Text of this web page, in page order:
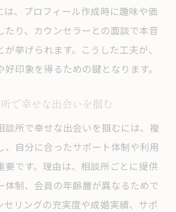
は、プロフィール作成時に趣味や価
たり、カウンセラーとの面談で本音
挙げられます。こうした工夫が、
印象を得るための鍵となります。
で幸せな出会いを掴む
談所で幸せな出会いを掴むには、複
、自分に合ったサポート体制や利用
要です。理由は、相談所ごとに提供
体制、会員の年齢層が異なるためで
セリングの充実度や成婚実績、サポ